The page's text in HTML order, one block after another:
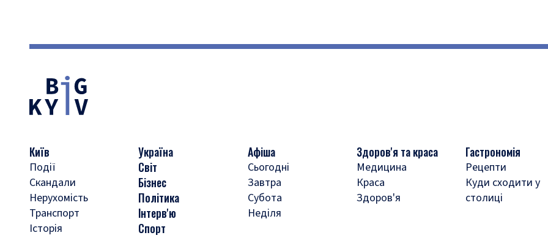
Київ
Події
Скандали
Нерухомість
Транспорт
Історія
Україна
Світ
Бізнес
Політика
Інтерв'ю
Спорт
Афіша
Сьогодні
Завтра
Субота
Неділя
Здоров'я та краса
Медицина
Краса
Здоров'я
Гастрономія
Рецепти
Куди сходити у
столиці